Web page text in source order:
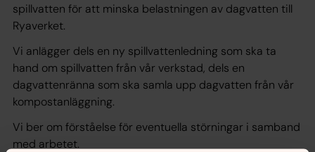
spillvatten för att minska belastningen av dagvatten till
Ryaverket.
Vi anlägger dels en ny spillvattenledning som ska ta
hand om spillvatten från vår verkstad, dels en
dagvattenränna som ska samla upp dagvatten från vår
kompostanläggning.
Vi ber om förståelse för eventuella störningar i samband
med arbetet.